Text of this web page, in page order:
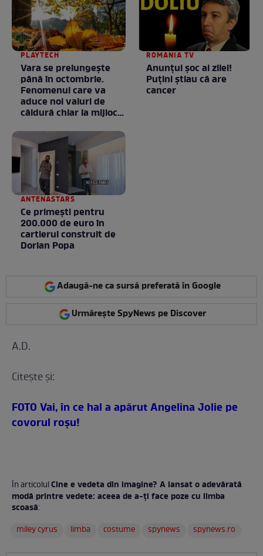
PLAYTECH
Vara se prelungeşte
până în octombrie.
Fenomenul care va
aduce noi valuri de
căldură chiar la mijlocul
ROMANIA TV
Anunţul şoc al zilei!
Puţini ştiau că are
cancer
ANTENASTARS
Ce primești pentru
200.000 de euro în
cartierul construit de
Dorian Popa
Adaugă-ne ca sursă preferată în Google
Urmărește SpyNews pe Discover
A.D.
Citeşte şi:
FOTO Vai, în ce hal a apărut Angelina Jolie pe
covorul roşu!
În articolulCine e vedeta din imagine? A lansat o adevărată
modă printre vedete: aceea de a-ţi face poze cu limba
scoasă:
miley cyrus
limba costume spynews spynews.ro